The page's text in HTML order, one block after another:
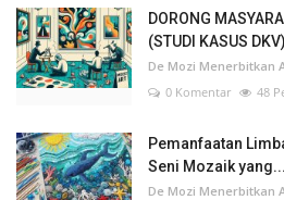
DORONG
(STUDI KASUS DKV)
De Mozi Menerbitkan
0 Komentar
48
Pemanfaatan
Seni Mozaik yang...
De Mozi Menerbitkan